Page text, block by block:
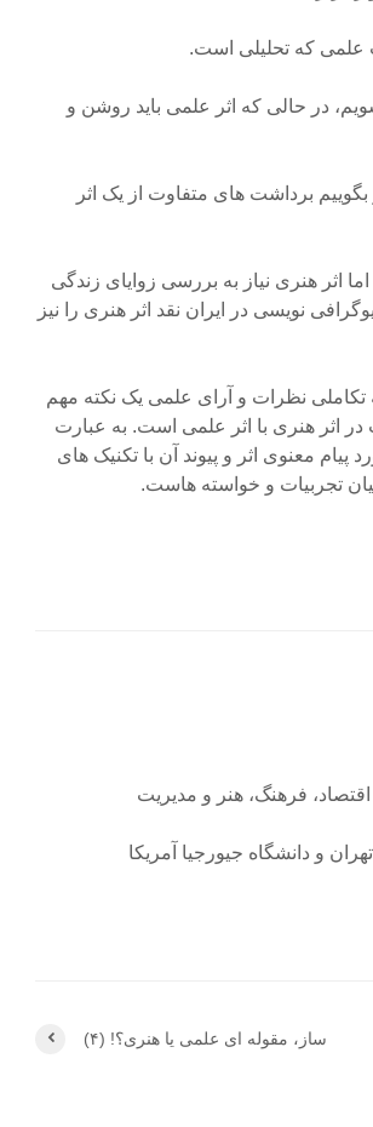
در حالی که اثر علمی باید روشن و
برداشت های متفاوت از یک اثر
اثر هنری نیاز به بررسی زوایای زندگی
نویسی در ایران نقد اثر هنری را نیز
تکاملی نظرات و آرای علمی یک نکته مهم
در اثر هنری با اثر علمی است. به عبارت
معنوی اثر و پیوند آن با تکنیک های
تجربیات و خواسته هاست.
فرهنگ، هنر و مدیریت
و دانشگاه جیورجیا آمریکا
ساز، مقوله ای علمی یا هنری؟! (۴)